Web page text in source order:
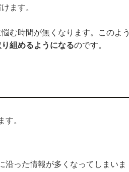
ます。
む時間が無くなります。このよう
組めるようになるのです。
す。
沿った情報が多くなってしまいま